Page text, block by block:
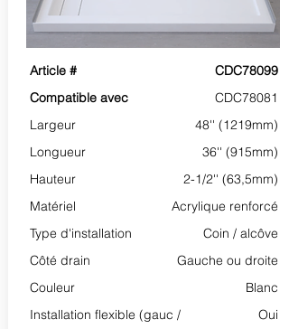
Article #
Compatible avec
Largeur
Longueur
Hauteur
Matériel
Type d'installation
Côté drain
Couleur
Installation flexible (gauc /
CDC78099
CDC78081
48'' (1219mm)
36'' (915mm)
2-1/2'' (63,5mm)
Acrylique renforcé
Coin / alcôve
Gauche ou droite
Blanc
Oui